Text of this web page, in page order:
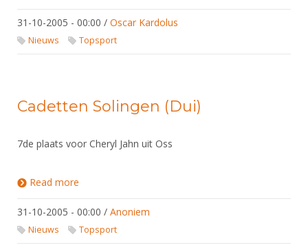
31-10-2005 - 00:00 / Oscar Kardolus
Nieuws Topsport
Cadetten Solingen (Dui)
7de plaats voor Cheryl Jahn uit Oss
Read more
31-10-2005 - 00:00 / Anoniem
Nieuws Topsport